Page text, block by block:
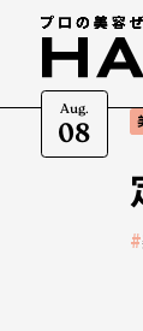
Aug.
08
#